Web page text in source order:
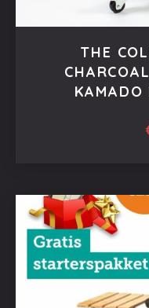
THE
KAMADO